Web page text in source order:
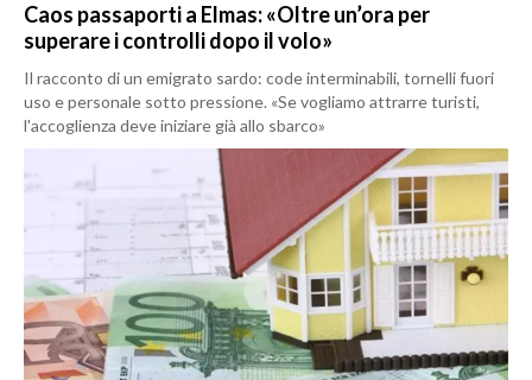
Caos passaporti a Elmas: «Oltre un’ora per
superare i controlli dopo il volo»
Il racconto di un emigrato sardo: code interminabili, tornelli fuori
uso e personale sotto pressione. «Se vogliamo attrarre turisti,
l'accoglienza deve iniziare già allo sbarco»